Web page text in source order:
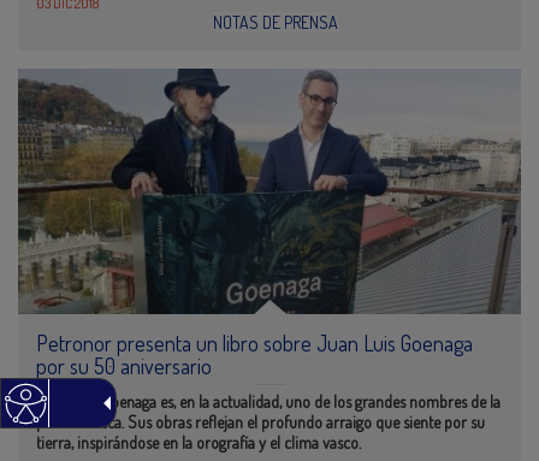
03 DIC 2018
NOTAS DE PRENSA
Petronor presenta un libro sobre Juan Luis Goenaga
por su 50 aniversario
Juan Luis Goenaga es, en la actualidad, uno de los grandes nombres de la
pintura vasca. Sus obras reflejan el profundo arraigo que siente por su
tierra, inspirándose en la orografía y el clima vasco.